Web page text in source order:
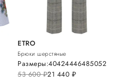
ETRO
Брюки шерстяные
53 600руб.21 440 руб.
Размеры:40424446485052